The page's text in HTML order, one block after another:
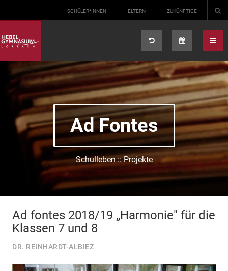
SCHÜLER*INNEN ELTERN ZUKÜNFTIGE
Ad Fontes
Schulleben :: Projekte
Ad fontes 2018/19 „Harmonie" für die
Klassen 7 und 8
DR. REINHARDT-ALBIEZ